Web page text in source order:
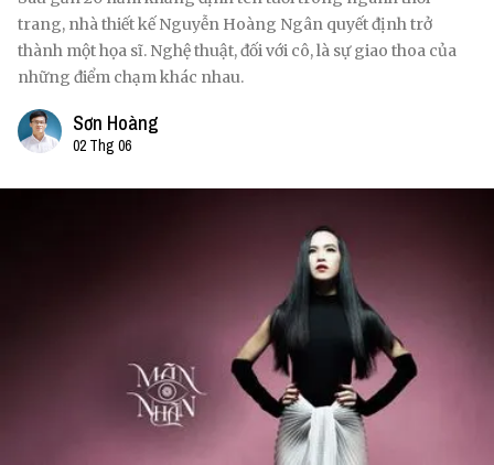
trang, nhà thiết kế Nguyễn Hoàng Ngân quyết định trở
thành một họa sĩ. Nghệ thuật, đối với cô, là sự giao thoa của
những điểm chạm khác nhau.
Sơn Hoàng
02 Thg 06